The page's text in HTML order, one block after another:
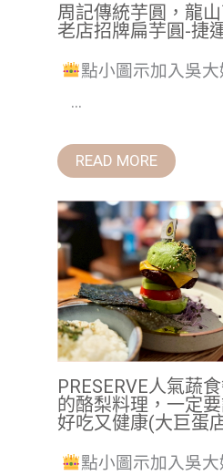
周記傳統芋圓，龍
老店招牌扁芋圓-捷
點小圖示加入吳
...
READ MORE
PRESERVE人氣蔬
的酪梨料理，一定
好吃又健康(大巨蛋
點小圖示加入吳